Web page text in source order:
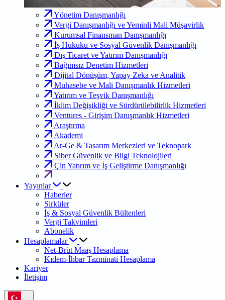
Yönetim Danışmanlığı
Vergi Danışmanlığı ve Yeminli Mali Müşavirlik
Kurumsal Finansman Danışmanlığı
İş Hukuku ve Sosyal Güvenlik Danışmanlığı
Dış Ticaret ve Yatırım Danışmanlığı
Bağımsız Denetim Hizmetleri
Dijital Dönüşüm, Yapay Zeka ve Analitik
Muhasebe ve Mali Danışmanlık Hizmetleri
Yatırım ve Teşvik Danışmanlığı
İklim Değişikliği ve Sürdürülebilirlik Hizmetleri
Ventures - Girişim Danışmanlık Hizmetleri
Araştırma
Akademi
Ar-Ge & Tasarım Merkezleri ve Teknopark
Siber Güvenlik ve Bilgi Teknolojileri
Çin Yatırım ve İş Geliştirme Danışmanlığı
Yayınlar
Haberler
Sirküler
İş & Sosyal Güvenlik Bültenleri
Vergi Takvimleri
Abonelik
Hesaplamalar
Net-Brüt Maaş Hesaplama
Kıdem-İhbar Tazminati Hesaplama
Kariyer
İletişim